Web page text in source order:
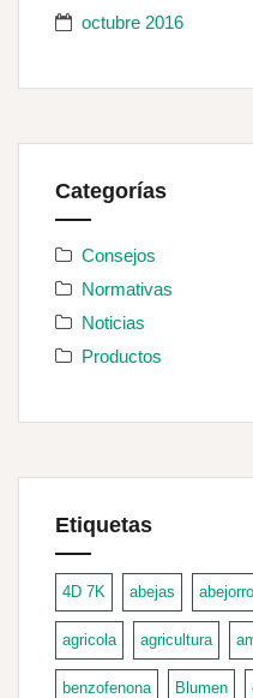
octubre 2016
Categorías
Consejos
Normativas
Noticias
Productos
Etiquetas
4D 7K abejas
agricola agricultura
benzofenona Blumen